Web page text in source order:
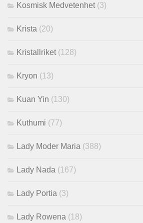
Kosmisk Medvetenhet (3)
Krista (20)
Kristallriket (128)
Kryon (13)
Kuan Yin (130)
Kuthumi (77)
Lady Moder Maria (388)
Lady Nada (167)
Lady Portia (3)
Lady Rowena (18)